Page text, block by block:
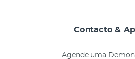
Contacto &
Agende uma